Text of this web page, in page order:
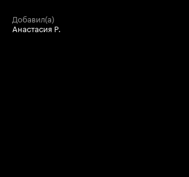
добавил(а)
Анастасия Р.